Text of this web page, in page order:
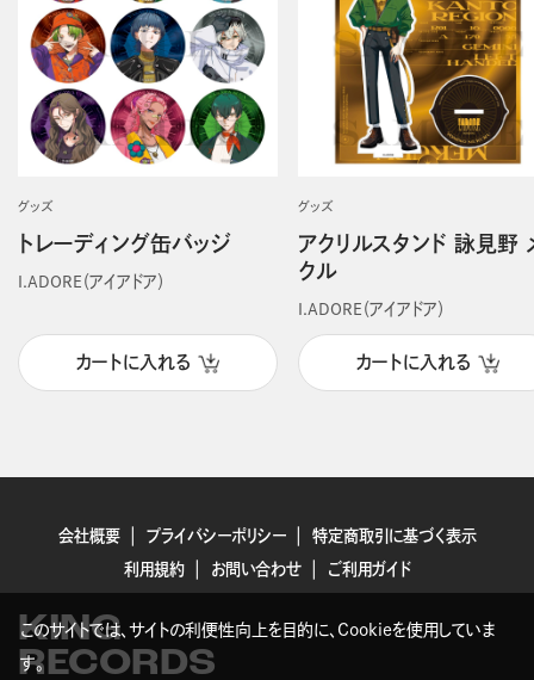
グッズ
トレーディング缶バッジ
I.ADORE（アイアドア）
カートに入れる
グッズ
アクリルスタンド 詠見野
クル
I.ADORE（アイアドア）
カートに入れる
会社概要 プライバシーポリシー
特定商取引に基づく表示
利用規約
お問い合わせ ご利用ガイド
KING
RECORDS
このサイトでは、サイトの利便性向上を目的に、Cookieを使用していま
す。